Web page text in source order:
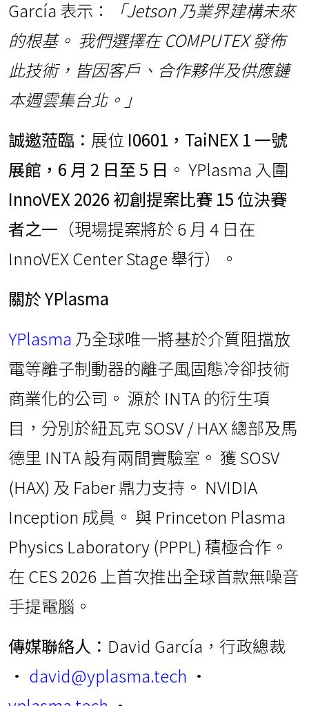
García 表示：
「Jetson 乃業界建構未來
的根基。 我們選擇在 COMPUTEX 發佈
此技術，皆因客戶、合作夥伴及供應鏈
本週雲集台北。」
誠邀蒞臨： 展位 I0601，TaiNEX 1 一號
展館，6 月 2 日至 5 日 。 YPlasma 入圍
InnoVEX 2026 初創提案比賽 15 位決賽
者之一 （現場提案將於 6 月 4 日在
InnoVEX Center Stage 舉行）。
關於 YPlasma
YPlasma 乃全球唯一將基於介質阻擋放
電等離子制動器的離子風固態冷卻技術
商業化的公司。 源於 INTA 的衍生項
目，分別於紐瓦克 SOSV / HAX 總部及馬
德里 INTA 設有兩間實驗室。 獲 SOSV
(HAX) 及 Faber 鼎力支持。 NVIDIA
Inception 成員。 與 Princeton Plasma
Physics Laboratory (PPPL) 積極合作。
在 CES 2026 上首次推出全球首款無噪音
手提電腦。
傳媒聯絡人： David García，行政總裁
• david@yplasma.tech •